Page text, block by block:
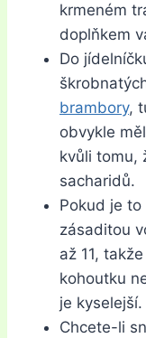
krmeném
doplňkem
Do
brambory,
obvykle
kvůli tomu,
sacharidů.
Pokud je
zásaditou
až 11,
kohoutku
je kyselejší.
Chcete-li